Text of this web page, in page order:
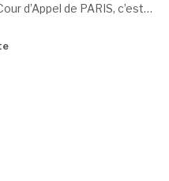
d’Appel de PARIS, c’est…